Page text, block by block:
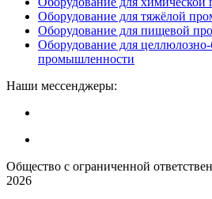
Оборудование для тяжёлой
Оборудование для пищевой
Оборудование для
промышленности
Наши мессенджеры:
Общество с ограниченной
2026